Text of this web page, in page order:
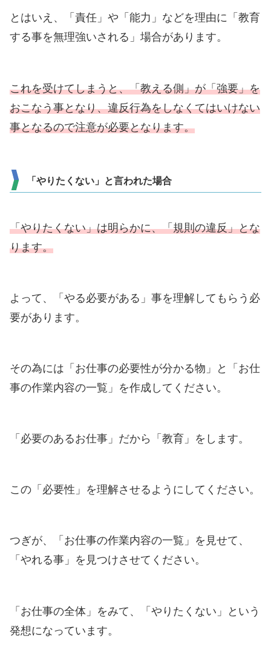
とはいえ、「責任」や「能力」などを理由に「教育
する事を無理強いされる」場合があります。
これを受けてしまうと、「教える側」が「強要」を
おこなう事となり、違反行為をしなくてはいけない
事となるので注意が必要となります。
「やりたくない」と言われた場合
「やりたくない」は明らかに、「規則の違反」とな
ります。
よって、「やる必要がある」事を理解してもらう必
要があります。
その為には「お仕事の必要性が分かる物」と「お仕
事の作業内容の一覧」を作成してください。
「必要のあるお仕事」だから「教育」をします。
この「必要性」を理解させるようにしてください。
つぎが、「お仕事の作業内容の一覧」を見せて、
「やれる事」を見つけさせてください。
「お仕事の全体」をみて、「やりたくない」という
発想になっています。